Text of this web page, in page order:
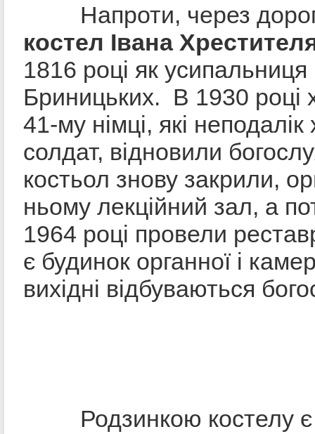
Напроти, через
костел Івана
1816 році як
Бриницьких. В 1930 році
41-му німці, які
солдат, відновили
костьол знову закрили,
ньому лекційний зал, а
1964 році провели
є будинок органної і
вихідні відбуваються
Родзинкою костелу є